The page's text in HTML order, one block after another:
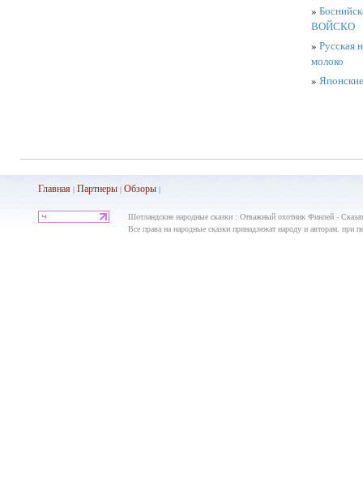
»
ВОЙСКО
» Русская
молоко
»
Главная| Партнеры| Обзоры|
Шотландские народные сказки : Отважный охотник Финлей -
Все права на народные сказки принадлежат народу и авторам, при